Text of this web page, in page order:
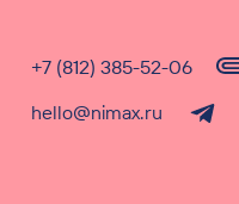
hello@nimax.ru
+7 (812) 385-52-06